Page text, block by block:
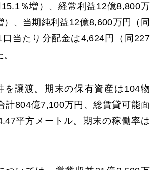
％増）、経常利益12億8,800万
）、当期純利益12億8,600万円（同
当たり分配金は4,624円（同227
譲渡。期末の保有資産は104物
計804億7,100万円、総賃貸可能面
平方メートル。期末の稼働率は